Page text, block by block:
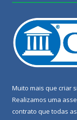
Muito mais que criar
Realizamos uma
contrato que todas